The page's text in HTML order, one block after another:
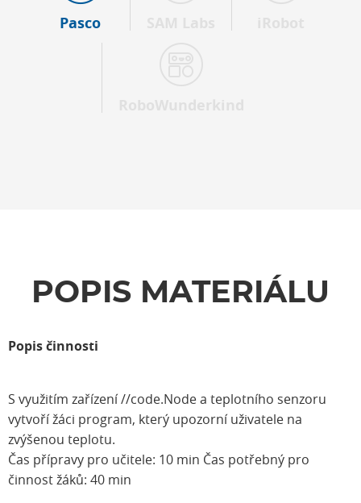
Pasco
POPIS MATERIÁLU
Popis činnosti
S využitím zařízení //code.Node a teplotního senzoru
vytvoří žáci program, který upozorní uživatele na
zvýšenou teplotu.
Čas přípravy pro učitele: 10 min Čas potřebný pro
činnost žáků: 40 min